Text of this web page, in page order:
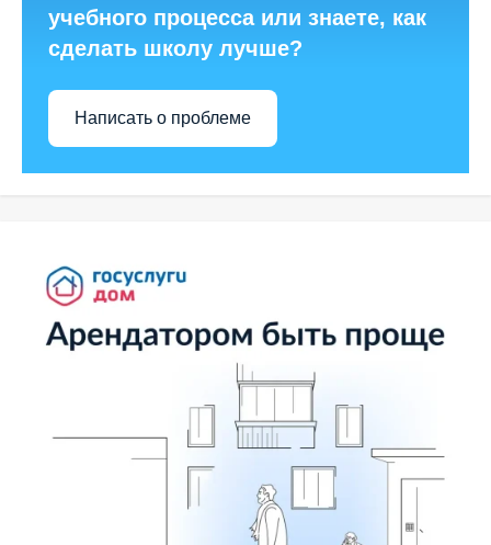
учебного процесса или знаете, как
сделать школу лучше?
Написать о проблеме